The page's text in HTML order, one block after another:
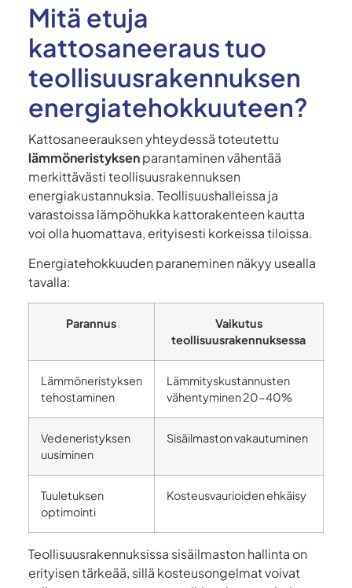
Mitä etuja
kattosaneeraus tuo
teollisuusrakennuksen
energiatehokkuuteen?
Kattosaneerauksen yhteydessä toteutettu
lämmöneristyksenparantaminen vähentää
merkittävästi teollisuusrakennuksen
energiakustannuksia. Teollisuushalleissa ja
varastoissa lämpöhukka kattorakenteen kautta
voi olla huomattava, erityisesti korkeissa tiloissa.
Energiatehokkuuden paraneminen näkyy usealla
tavalla:
Parannus
Vaikutus
teollisuusrakennuksessa
Lämmöneristyksen
tehostaminen
Lämmityskustannusten
vähentyminen 20-40%
Vedeneristyksen
uusiminen
Sisäilmaston vakautuminen
Tuuletuksen
optimointi
Kosteusvaurioiden ehkäisy
Teollisuusrakennuksissa sisäilmaston hallinta on
erityisen tärkeää, sillä kosteusongelmat voivat